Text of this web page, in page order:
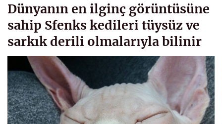
Dünyanın en ilginç görüntüsüne
sahip Sfenks kedileri tüysüz ve
sarkık derili olmalarıyla bilinir